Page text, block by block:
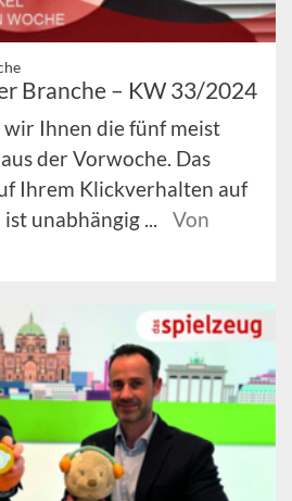
Branche – KW 33/2024
Ihnen die fünf meist
der Vorwoche. Das
Ihrem Klickverhalten auf
unabhängig ...
Von